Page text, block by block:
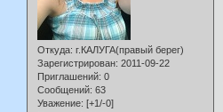
Откуда: г.КАЛУГА(правый берег)
Зарегистрирован: 2011-09-22
Приглашений: 0
Сообщений: 63
Уважение: [+1/-0]